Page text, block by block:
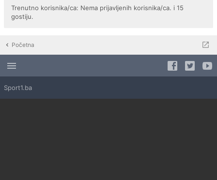
Trenutno korisnika/ca: Nema prijavljenih korisnika/ca. i 15
gostiju.
Početna
Sport1.ba